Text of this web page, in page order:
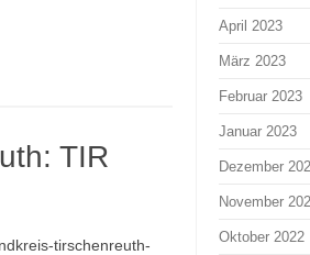
TIR
tirschenreuth-
April 2023
März 2023
Februar 2023
Januar 2023
Dezember
November
Oktober 2022